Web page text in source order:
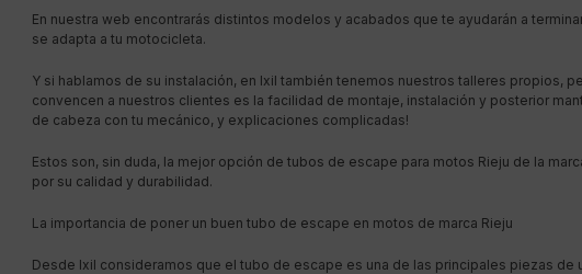
En nuestra web encontrarás distintos modelos y acabados que te ayudarán a
se adapta a tu motocicleta.
Y si hablamos de su instalación, en Ixil también tenemos nuestros talleres propios,
convencen a nuestros clientes es la facilidad de montaje, instalación y posterior
de cabeza con tu mecánico, y explicaciones complicadas!
Estos son, sin duda, la mejor opción de tubos de escape para motos Rieju de la
por su calidad y durabilidad.
La importancia de poner un buen tubo de escape en motos de marca Rieju
Desde Ixil consideramos que el tubo de escape es una de las principales piezas de